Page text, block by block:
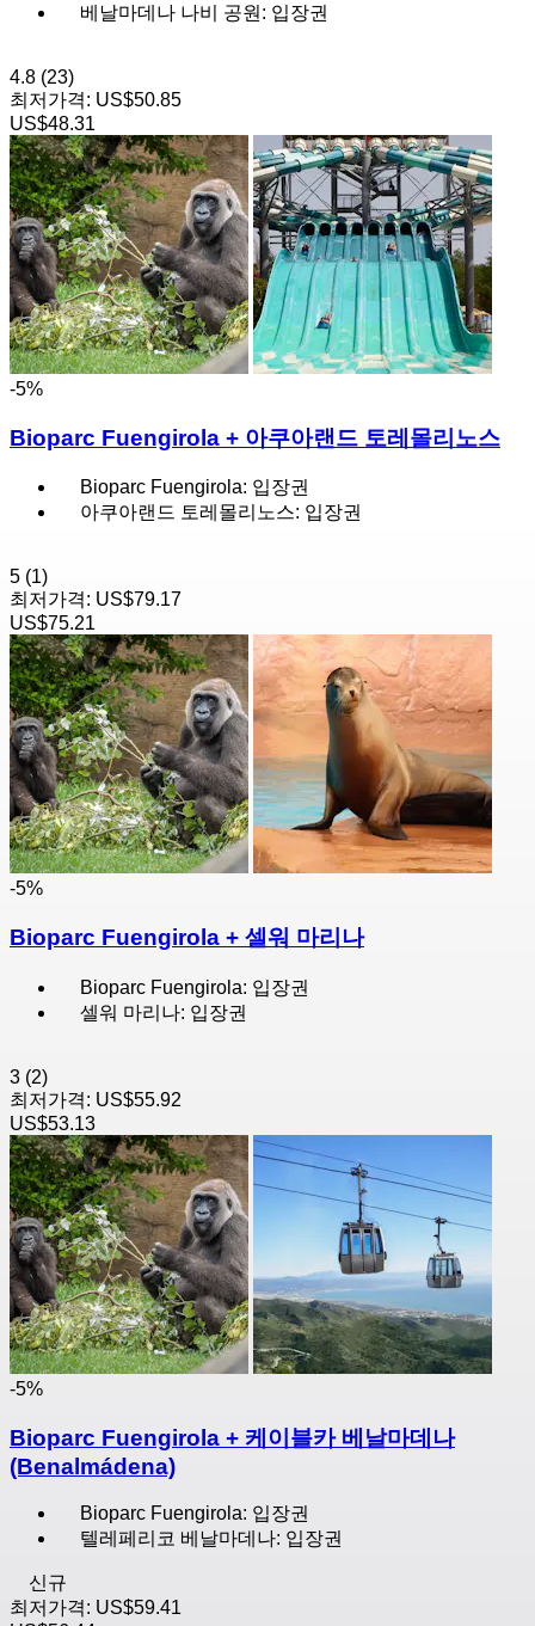
베날마데나 나비 공원: 입장권
4.8 (23)
최저가격: US$50.85
US$48.31
-5%
Bioparc Fuengirola + 아쿠아랜드 토레몰리노스
Bioparc Fuengirola: 입장권
아쿠아랜드 토레몰리노스: 입장권
5 (1)
최저가격: US$79.17
US$75.21
-5%
Bioparc Fuengirola + 셀워 마리나
Bioparc Fuengirola: 입장권
셀워 마리나: 입장권
3 (2)
최저가격: US$55.92
US$53.13
-5%
Bioparc Fuengirola + 케이블카 베날마데나
(Benalmádena)
Bioparc Fuengirola: 입장권
텔레페리코 베날마데나: 입장권
신규
최저가격: US$59.41